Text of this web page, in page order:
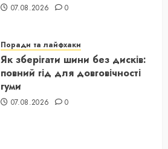
07.08.2026 0
Поради та лайфхаки
Як зберігати шини без дисків:
повний гід для довговічності
гуми
07.08.2026 0